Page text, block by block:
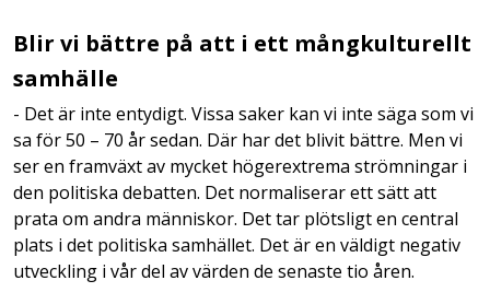
Blir vi bättre på att i ett mångkulturellt
samhälle
- Det är inte entydigt. Vissa saker kan vi inte säga som vi
sa för 50 – 70 år sedan. Där har det blivit bättre. Men vi
ser en framväxt av mycket högerextrema strömningar i
den politiska debatten. Det normaliserar ett sätt att
prata om andra människor. Det tar plötsligt en central
plats i det politiska samhället. Det är en väldigt negativ
utveckling i vår del av värden de senaste tio åren.